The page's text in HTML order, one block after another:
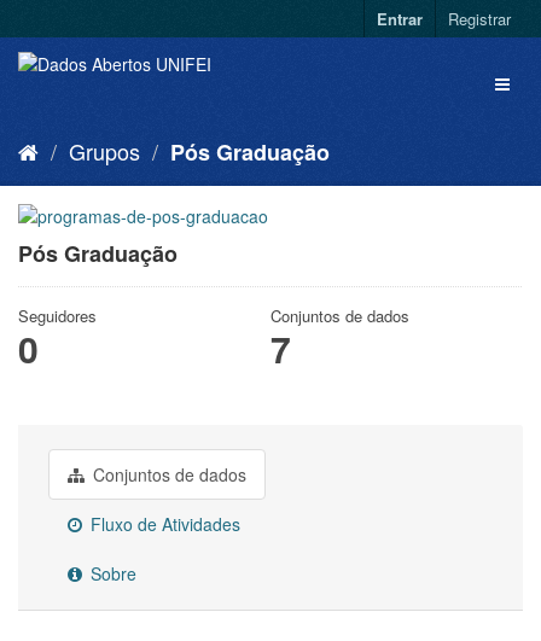
Entrar Registrar
Grupos Pós Graduação
Pós Graduação
Seguidores
0
Conjuntos de dados
7
Conjuntos de dados
Fluxo de Atividades
Sobre